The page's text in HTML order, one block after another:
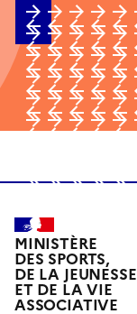
MINISTÈRE
DES SPORTS,
DE LA JEUNESSE
ET DE LA VIE
ASSOCIATIVE